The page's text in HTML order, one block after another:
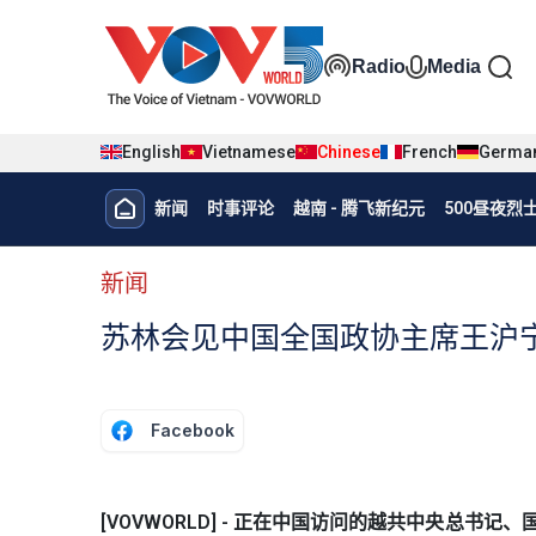
Đa phương
Radio Media
English Vietnamese Chinese French
Menu trang chủ tiếng Trung
新闻 时事评论 越南 - 腾飞新纪元 500昼夜烈
menu phụ tiếng Trung
新闻
苏林会见中国全国政协主席王沪
Facebook
[VOVWORLD] - 正在中国访问的越共中央总书记